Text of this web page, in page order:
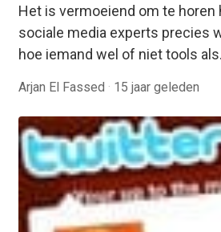
Het is vermoeiend om te
sociale media experts precies
hoe iemand wel of niet tools
Arjan El Fassed · 15 jaar geleden